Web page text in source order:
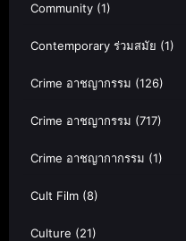
Community (1)
Contemporary ร่วมสมัย (1)
Crime อาชญากรรม (126)
Crime อาชญากรรม (717)
Crime อาชญากากรรม (1)
Cult Film (8)
Culture (21)